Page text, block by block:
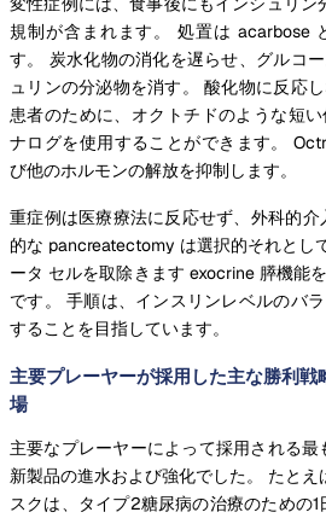
規制が含まれます。 処置は acarbose
す。 炭水化物の消化を遅らせ、グルコ
ュリンの分泌物を消す。 酸化物に反応
患者のために、オクトチドのような短
ナログを使用することができます。
び他のホルモンの解放を抑制します。
重症例は医療療法に反応せず、外科的
的な pancreatectomy は選択的それとし
ータ セルを取除きます exocrine 膵機能
です。 手順は、インスリンレベルのバ
することを目指しています。
主要プレーヤーが採用した主な勝利
場
主要なプレーヤーによって採用される最
新製品の進水および強化でした。 たと
スクは、タイプ2糖尿病の治療のための